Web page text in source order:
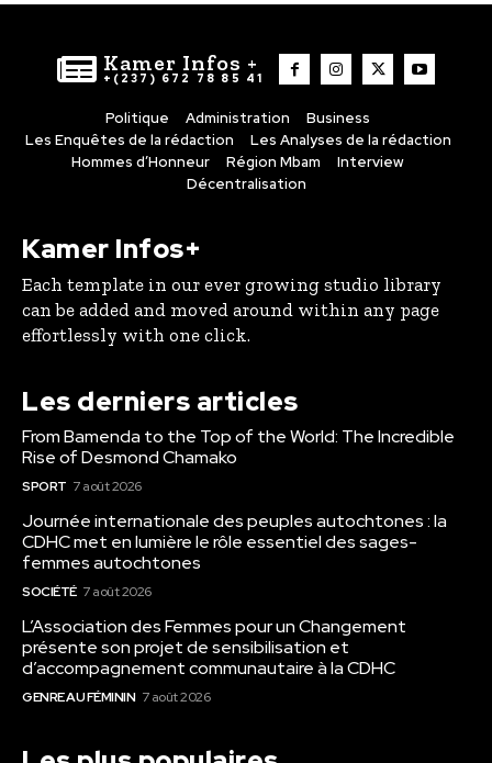
Kamer Infos +
+(237) 672 78 85 41
Politique Administration
Business
Les Enquêtes de la rédaction
Les Analyses de la rédaction
Hommes d’Honneur
Région Mbam
Interview
Décentralisation
Kamer Infos+
Each template in our ever growing studio library
can be added and moved around within any page
effortlessly with one click.
Les derniers articles
From Bamenda to the Top of the World: The Incredible
Rise of Desmond Chamako
SPORT 7 août 2026
Journée internationale des peuples autochtones : la
CDHC met en lumière le rôle essentiel des sages-
femmes autochtones
SOCIÉTÉ 7 août 2026
L’Association des Femmes pour un Changement
présente son projet de sensibilisation et
d’accompagnement communautaire à la CDHC
GENRE AU FÉMININ 7 août 2026